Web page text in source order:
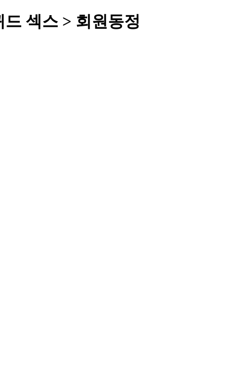
드 섹스 > 회원동정